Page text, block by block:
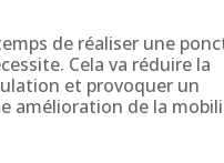
de réaliser une
Cela va réduire la
et provoquer un
amélioration de la